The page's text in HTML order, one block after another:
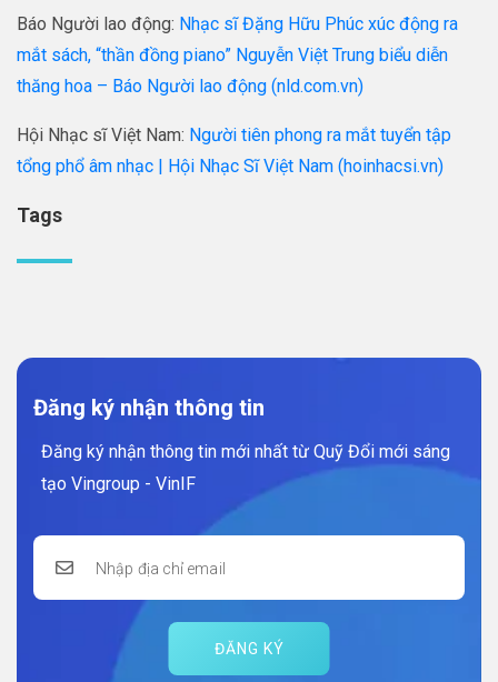
Báo Người lao động: Nhạc sĩ Đặng Hữu Phúc xúc động ra
mắt sách, “thần đồng piano” Nguyễn Việt Trung biểu diễn
thăng hoa – Báo Người lao động (nld.com.vn)
Hội Nhạc sĩ Việt Nam: Người tiên phong ra mắt tuyển tập
tổng phổ âm nhạc | Hội Nhạc Sĩ Việt Nam (hoinhacsi.vn)
Tags
Đăng ký nhận thông tin
Đăng ký nhận thông tin mới nhất từ Quỹ Đổi mới sáng
tạo Vingroup - VinIF
ĐĂNG KÝ